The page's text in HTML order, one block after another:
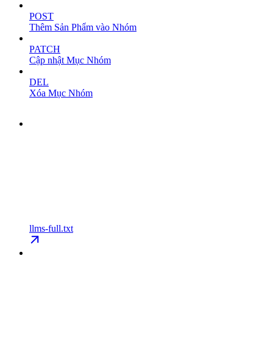
POST
Thêm Sản Phẩm vào Nhóm
PATCH
Cập nhật Mục Nhóm
DEL
Xóa Mục Nhóm
llms-full.txt